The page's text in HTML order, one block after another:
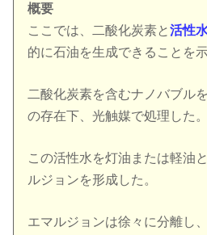
概要
ここでは、二酸化炭素と活性
的に石油を生成できることを示
二酸化炭素を含むナノバブル
の存在下、光触媒で処理した。
この活性水を灯油または軽油
ルジョンを形成した。
エマルジョンは徐々に分離し